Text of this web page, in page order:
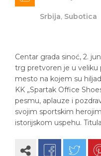
Srbija, Subotica
Centar grada sinoć, 2.
trg pretvoren je u veliku
mesto na kojem su
KK „Spartak Office
pesmu, aplauze i
svojim sportskim
istorijskom uspehu.